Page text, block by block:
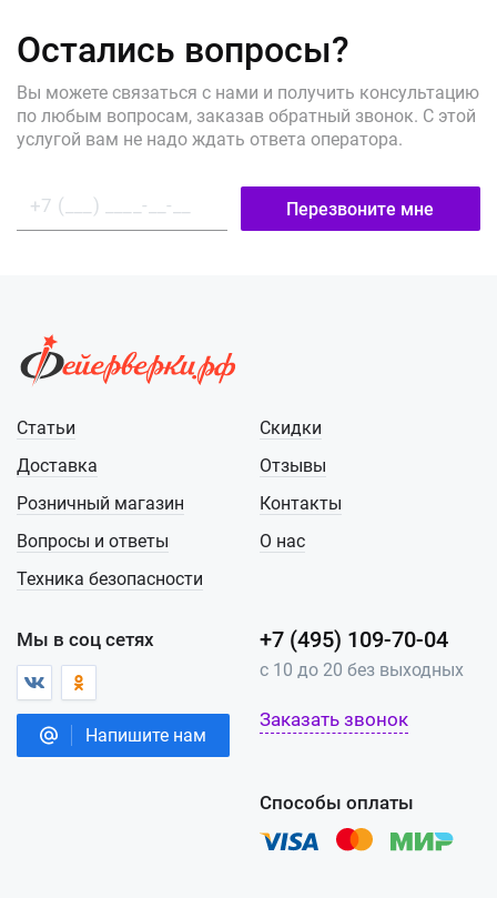
Остались вопросы?
Вы можете связаться с нами и получить консультацию
по любым вопросам, заказав обратный звонок. С этой
услугой вам не надо ждать ответа оператора.
Перезвоните мне
Статьи
Доставка
Розничный магазин
Вопросы и ответы
Техника безопасности
Скидки
Отзывы
Контакты
О нас
Мы в соц сетях
Напишите нам
+7 (495) 109-70-04
с 10 до 20 без выходных
Заказать звонок
Способы оплаты